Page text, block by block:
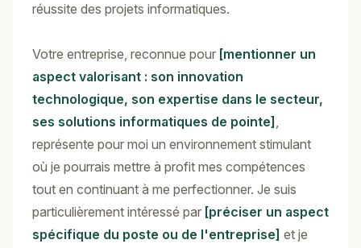
réussite des projets informatiques.
Votre entreprise, reconnue pour [mentionner un
aspect valorisant : son innovation
technologique, son expertise dans le secteur,
ses solutions informatiques de pointe] ,
représente pour moi un environnement stimulant
où je pourrais mettre à profit mes compétences
tout en continuant à me perfectionner. Je suis
particulièrement intéressé par [préciser un aspect
spécifique du poste ou de l'entreprise] et je